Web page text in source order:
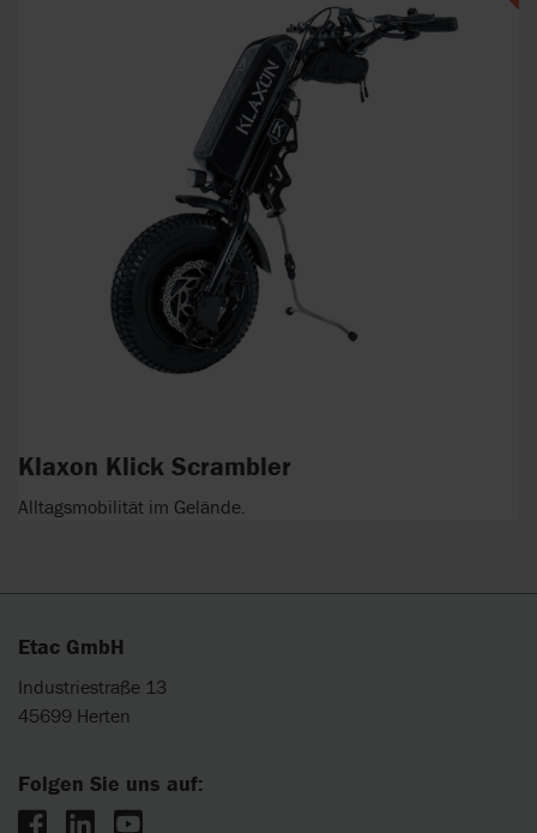
Klaxon Klick Scrambler
Alltagsmobilität im Gelände.
Etac GmbH
Industriestraße 13
45699 Herten
Folgen Sie uns auf: